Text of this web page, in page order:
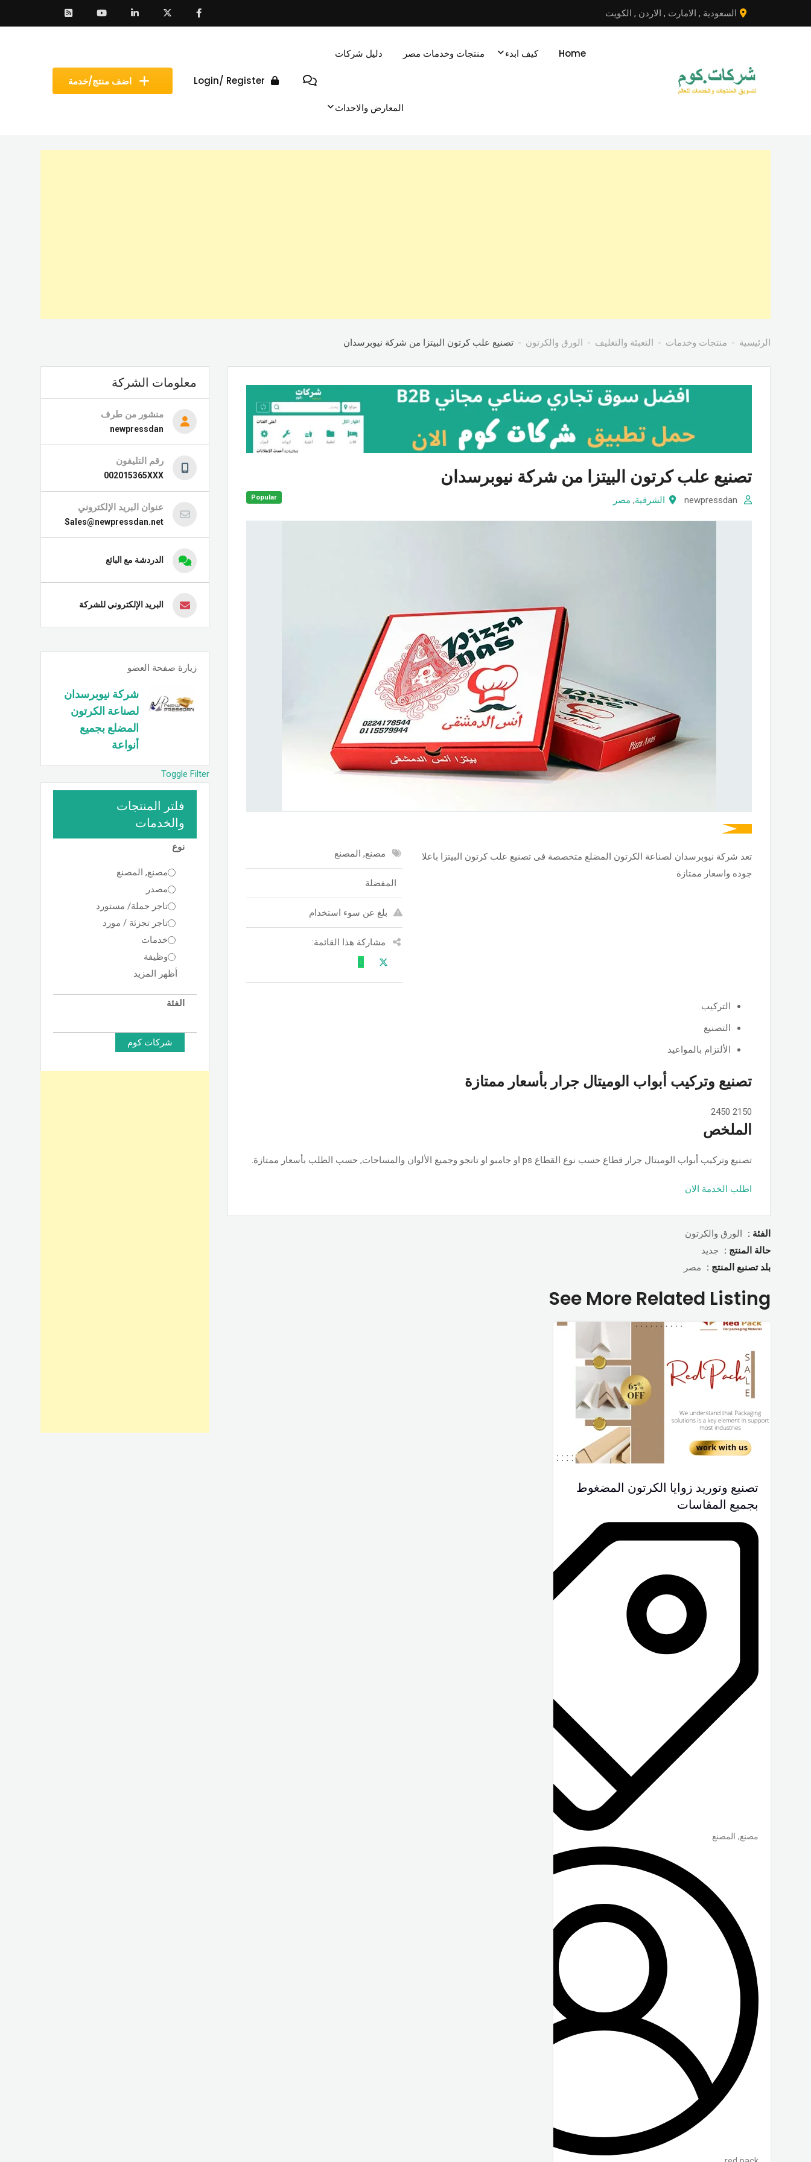
إلى
السعودية , الامارت , الاردن , الكويت
اضف منتج/خدمة Login/ Register
Home كيف ابدء منتجات وخدمات مصر دليل شركات
المعارض والاحداث
الرئيسية منتجات وخدمات التعبئة والتغليف الورق والكرتون تصنيع علب كرتون البيتزا من شركة نيوبرسدان
تصنيع علب كرتون البيتزا من شركة نيوبرسدان
الشرقية, مصر Popular
تعد شركة نيوبرسدان لصناعة الكرتون المضلع متخصصة فى تصنيع علب كرتون البيتزا باعلا
جوده واسعار ممتازة
مصنع, المصنع
المفضلة
بلغ عن سوء استخدام
مشاركة هذا القائمة:
التركيب
التصنيع
الألتزام بالمواعيد
تصنيع وتركيب أبواب الوميتال جرار بأسعار ممتازة
2150
2450
الملخص
تصنيع وتركيب أبواب الوميتال جرار قطاع حسب نوع القطاع ps او جامبو او تانجو وجميع الألوان والمساحات, حسب الطلب بأسعار ممتازة.
اطلب الخدمة الان
الفئة :
الورق والكرتون
حالة المنتج :
جديد
بلد تصنبع المنتج :
مصر
See More Related Listing
تصنيع وتوريد زوايا الكرتون المضغوط
بجميع المقاسات
مصنع, المصنع
معلومات الشركة
منشور من طرف
newpressdan
رقم التليفون
002015365XXX
عنوان البريد الإلكتروني
Sales@newpressdan.net
الدردشة مع البائع
البريد الإلكتروني للشركة
زيارة صفحة العضو
شركة نيوبرسدان
لصناعة الكرتون
المضلع بجميع
أنواعة
Toggle Filter
فلتر المنتجات
والخدمات
نوع
مصنع, المصنع
مصدر
تاجر جملة/ مستورد
تاجر تجزئة / مورد
خدمات
وظيفة
أظهر المزيد
الفئة
شركات كوم